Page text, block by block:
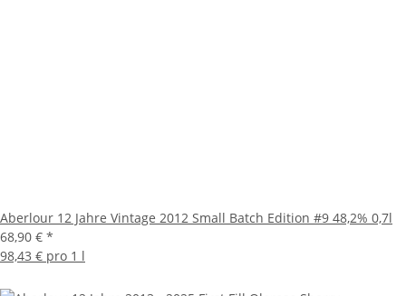
Aberlour 12 Jahre Vintage 2012 Small Batch Edition #9 48,2% 0,7l
68,90 € *
98,43 € pro 1 l